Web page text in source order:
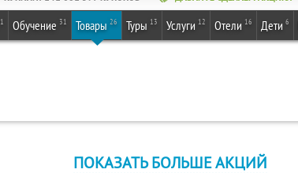
1 Обучение 31 Товары 26 Туры 13 Услуги 12 Отели 16 Дети 6
ПОКАЗАТЬ БОЛЬШЕ АКЦИЙ